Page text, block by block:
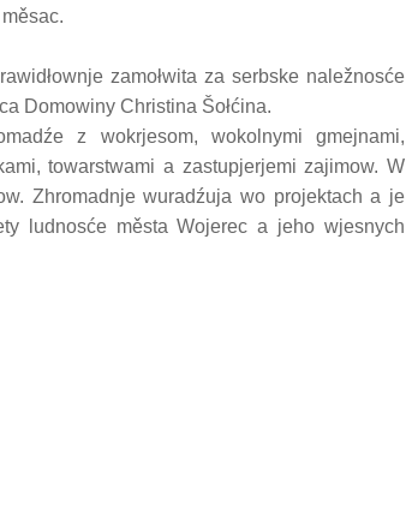
zamołwita za serbske naležnosće
Domowiny Christina Šołćina.
z wokrjesom, wokolnymi gmejnami,
towarstwami a zastupjerjemi zajimow. W
Zhromadnje wuradźuja wo projektach a je
ludnosće města Wojerec a jeho wjesnych